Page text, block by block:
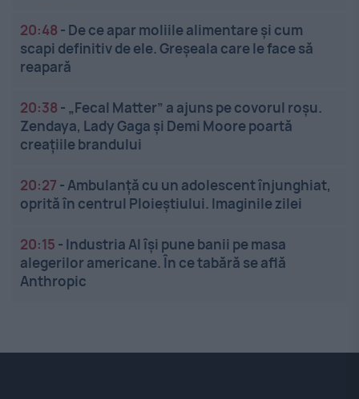
20:48 - De ce apar moliile alimentare și cum
scapi definitiv de ele. Greșeala care le face să
reapară
20:38 - „Fecal Matter” a ajuns pe covorul roșu.
Zendaya, Lady Gaga și Demi Moore poartă
creațiile brandului
20:27 -Ambulanță cu un adolescent înjunghiat,
oprită în centrul Ploieștiului. Imaginile zilei
20:15 - Industria AI își pune banii pe masa
alegerilor americane. În ce tabără se află
Anthropic